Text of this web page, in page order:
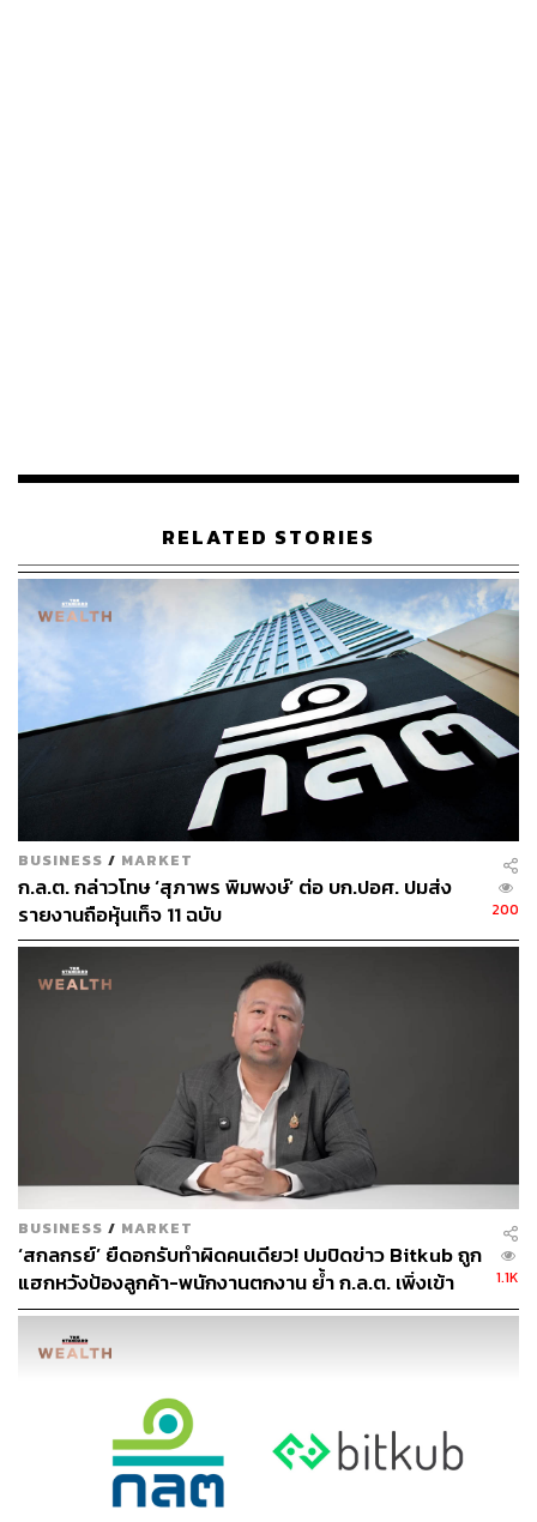
พ.ร.บ.หลักทรัพย์ฯ โดย พล.อ. เชาวฤทธิ์, ประวีณ, ภัทชรดา
และกนกวัลย์ ในฐานะเป็นบุคคลซึ่งรับผิดชอบในการดำเนิน
งานของนิติบุคคล สั่งการหรือกระทำการ หรือไม่สั่งการหรือ
ไม่กระทำการอันเป็นหน้าที่ที่ต้องกระทำ เป็นเหตุให้ PPPM
กระทำความผิดในกรณีข้างต้น จึงต้องรับโทษเดียวกัน
คณะกรรมการพิจารณามาตรการลงโทษทางแพ่ง (ค.ม.พ.) มี
มติให้นำมาตรการลงโทษทางแพ่งมาใช้บังคับกับผู้กระทำ
ความผิดทั้ง 5 ราย โดยให้ผู้กระทำความผิดทั้ง 5 รายชำระค่า
ปรับทางแพ่งและชดใช้ค่าใช้จ่ายเนื่องจากการตรวจสอบ
การกระทำความผิด รวมเป็นเงินรายละ 1,030,662 บาท โดย
ให้ พล.อ. เชาวฤทธิ์, ประวีณ, ภัทชรดา และกนกวัลย์ ร่วมรับ
ผิดในมาตรการลงโทษทางแพ่งที่ดำเนินการกับ PPPM อย่าง
ลูกหนี้ร่วมตามมาตรา 317/11 วรรคสอง แห่ง พ.ร.บ.หลัก
ทรัพย์ฯ นอกจากนี้ ค.ม.พ. ได้กำหนดมาตรการห้าม พล.อ.
เชาวฤทธิ์, ประวีณ, ภัทชรดา และกนกวัลย์ เป็นกรรมการหรือ
ผู้บริหารในบริษัทที่ออกหลักทรัพย์หรือบริษัทหลักทรัพย์เป็น
การกำหนดระยะเวลาห้ามเป็นกรรมการหรือผู้บริหารดัง
กล่าวข้างต้นจะมีผลนับตั้งแต่วันที่ผู้กระทำความผิดลงนามใน
บันทึกการยินยอมปฏิบัติตามมาตรการลงโทษทางแพ่งที่
ค.ม.พ. กำหนด หากผู้กระทำความผิดไม่ยินยอม ก.ล.ต. จะมี
หนังสือขอให้พนักงานอัยการดำเนินการฟ้องคดีต่อศาลแพ่ง
เพื่อกำหนดมาตรการลงโทษทางแพ่งในอัตราสูงสุดที่
กฎหมายบัญญัติ โดยไม่ต่ำกว่าอัตราที่ ค.ม.พ. กำหนด
ทั้งนี้ เงินค่าปรับทางแพ่งเป็นรายได้แผ่นดินที่นำส่งกระทรวง
การคลัง ส่วนเงินชดใช้ค่าใช้จ่ายเนื่องจากการตรวจสอบ
ข่าวที่เกี่ยวข้อง
ก.ล.ต. เล็งกำหนดมูลค่าการซื้อคริปโตขั้นต่ำที่ 5,000 บ
RELATED STORIES
BUSINESS / MARKET
ก.ล.ต. กล่าวโทษ ‘สุภาพร พิมพงษ์’ ต่อ บก.ปอศ. ปมส่ง
รายงานถือหุ้นเท็จ 11 ฉบับ
200
BUSINESS / MARKET
‘สกลกรย์’ ยืดอกรับทำผิดคนเดียว! ปมปิดข่าว Bitkub ถูก
แฮกหวังป้องลูกค้า-พนักงานตกงาน ย้ำ ก.ล.ต. เพิ่งเข้า
ตรวจ เมื่อปี 68
1.1K